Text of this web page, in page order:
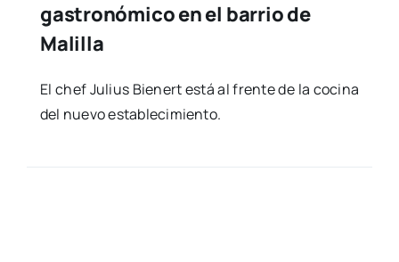
gastronómico en el barrio de
Malilla
El chef Julius Bie­nert está al fren­te de la coci­na
del nue­vo esta­ble­ci­mien­to.